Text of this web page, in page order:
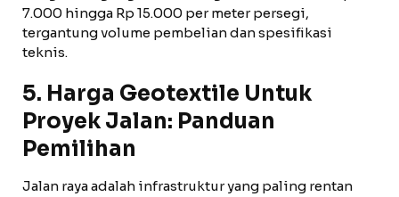
7.000 hingga Rp 15.000 per meter persegi,
tergantung volume pembelian dan spesifikasi
teknis.
5. Harga Geotextile Untuk
Proyek Jalan: Panduan
Pemilihan
Jalan raya adalah infrastruktur yang paling rentan